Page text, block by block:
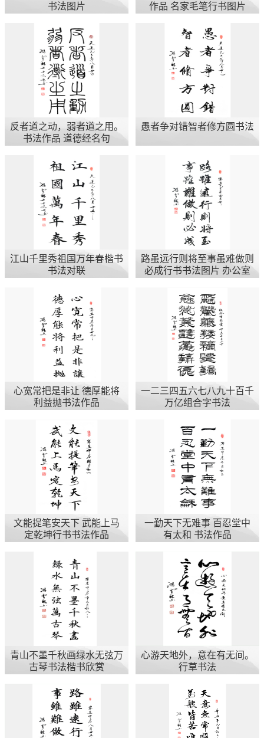
书法图片
作品 名家毛笔行书图片
反者道之动，弱者道之用。
书法作品 道德经名句
愚者争对错智者修方圆书法
江山千里秀祖国万年春楷书
书法对联
路虽远行则将至事虽难做则
必成行书书法图片 办公室
心宽常把是非让 德厚能将
利益抛书法作品
一二三四五六七八九十百千
万亿组合字书法
文能提笔安天下 武能上马
定乾坤行书书法作品
一勤天下无难事 百忍堂中
有太和 书法作品
青山不墨千秋画绿水无弦万
古琴书法楷书欣赏
心游天地外，意在有无间。
行草书法